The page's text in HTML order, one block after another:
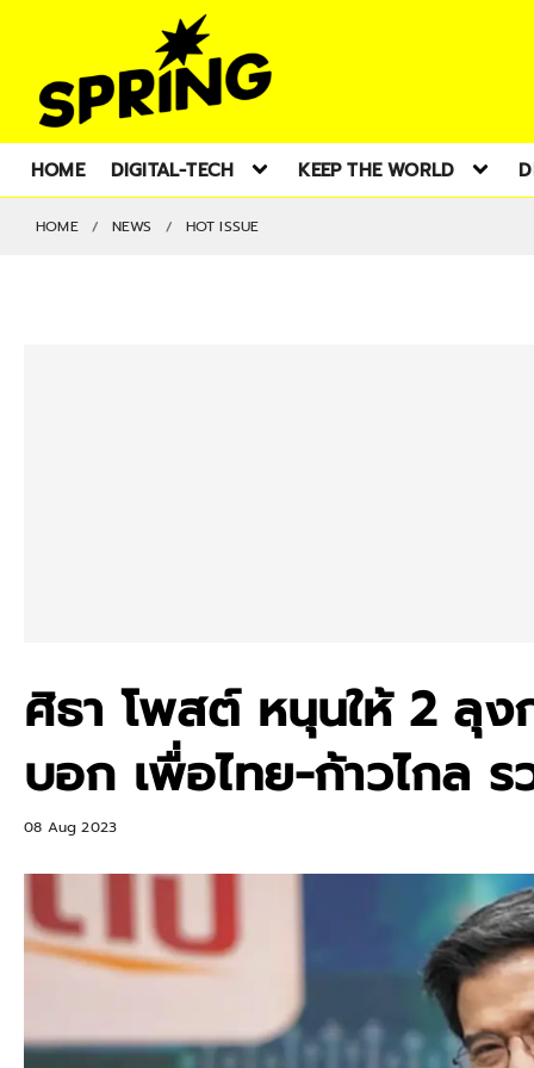
HOME DIGITAL-TECH KEEP THE WORLD
HOME NEWS HOT ISSUE
ศิธา โพสต์ หนุนให้ 2 ลุง
บอก เพื่อไทย-ก้าวไกล
08 Aug 2023